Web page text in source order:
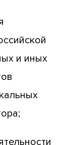
и иных